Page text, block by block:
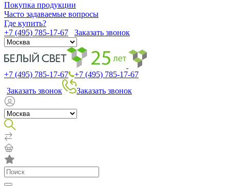
Покупка продукции
Часто задаваемые вопросы
Где купить?
+7 (495) 785-17-67
Заказать звонок
+7 (495) 785-17-67
+7 (495) 785-17-67
Заказать звонок
Заказать звонок